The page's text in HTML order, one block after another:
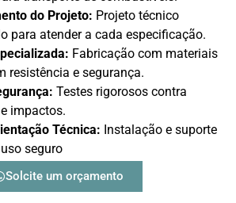
do Projeto: Projeto técnico
para atender a cada especificação.
Fabricação com materiais
resistência e segurança.
Testes rigorosos contra
impactos.
Técnica: Instalação e suporte
seguro
Solcite um orçamento